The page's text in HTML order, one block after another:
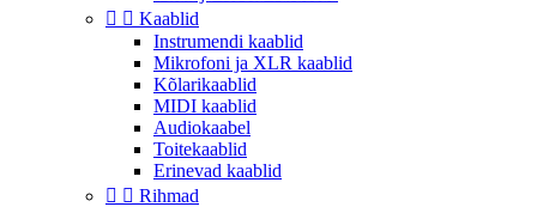
  Kaablid
Instrumendi kaablid
Mikrofoni ja XLR kaablid
Kõlarikaablid
MIDI kaablid
Audiokaabel
Toitekaablid
Erinevad kaablid
  Rihmad